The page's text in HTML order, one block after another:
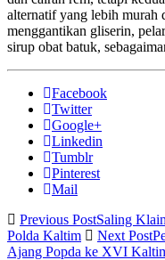
alternatif yang lebih murah
menggantikan gliserin,
sirup obat batuk,
Facebook
Twitter
Google+
Linkedin
Tumblr
Pinterest
Mail
Previous PostSaling
Polda Kaltim
Next Post
Ajang Popda ke XVI